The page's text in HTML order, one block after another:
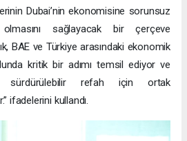
Dubai’nin ekonomisine sorunsuz
sağlayacak bir çerçeve
BAE ve Türkiye arasındaki ekonomik
kritik bir adımı temsil ediyor ve
sürdürülebilir refah için ortak
ifadelerini kullandı.